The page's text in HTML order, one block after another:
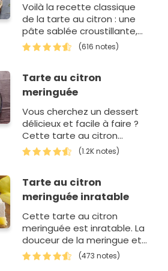
Voilà la recette classique
de la tarte au citron : une
pâte sablée croustillante,
une crème au citron et une
meringue italienne
(616 notes)
Tarte au citron
meringuée
Vous cherchez un dessert
délicieux et facile à faire ?
Cette tarte au citron
meringuée tombe à pic !
Réalisée avec un fond…
(1.2K notes)
Tarte au citron
meringuée inratable
Cette tarte au citron
meringuée est inratable. La
douceur de la meringue et
l'acidité du citron se
marient à merveille.
(473 notes)